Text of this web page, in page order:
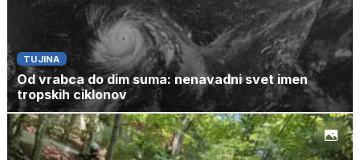
TUJINA
Od vrabca do dim suma: nenavadni svet imen
tropskih ciklonov